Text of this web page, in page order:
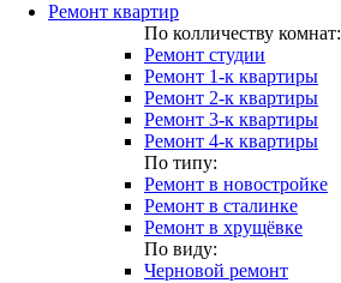
Ремонт квартир
По колличеству комнат:
Ремонт студии
Ремонт 1-к квартиры
Ремонт 2-к квартиры
Ремонт 3-к квартиры
Ремонт 4-к квартиры
По типу:
Ремонт в новостройке
Ремонт в сталинке
Ремонт в хрущёвке
По виду:
Черновой ремонт